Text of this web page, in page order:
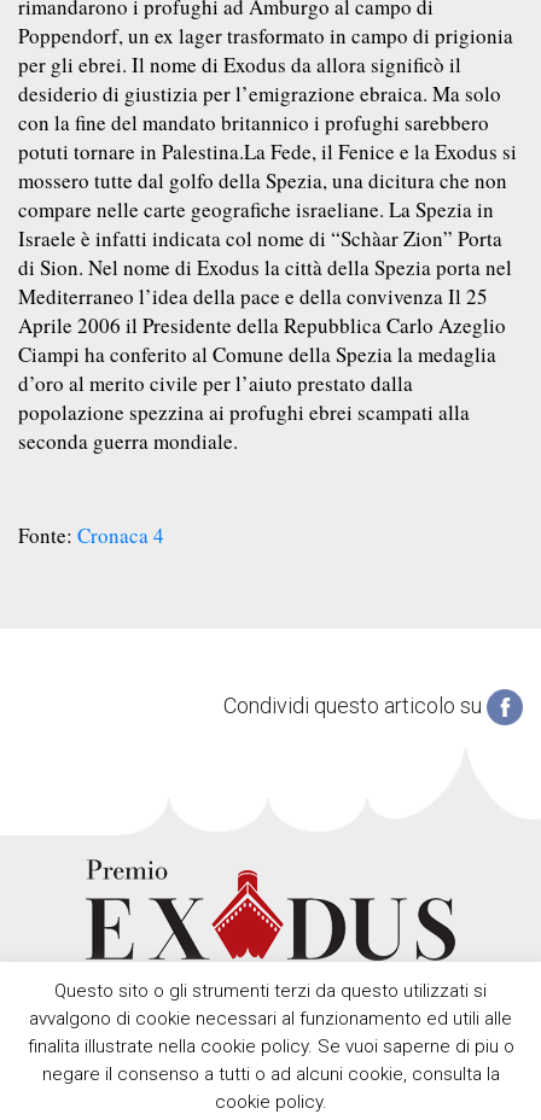
rimandarono i profughi ad Amburgo al campo di
Poppendorf, un ex lager trasformato in campo di prigionia
per gli ebrei. Il nome di Exodus da allora significò il
desiderio di giustizia per l’emigrazione ebraica. Ma solo
con la fine del mandato britannico i profughi sarebbero
potuti tornare in Palestina.La Fede, il Fenice e la Exodus si
mossero tutte dal golfo della Spezia, una dicitura che non
compare nelle carte geografiche israeliane. La Spezia in
Israele è infatti indicata col nome di “Schàar Zion” Porta
di Sion. Nel nome di Exodus la città della Spezia porta nel
Mediterraneo l’idea della pace e della convivenza Il 25
Aprile 2006 il Presidente della Repubblica Carlo Azeglio
Ciampi ha conferito al Comune della Spezia la medaglia
d’oro al merito civile per l’aiuto prestato dalla
popolazione spezzina ai profughi ebrei scampati alla
seconda guerra mondiale.
Fonte: Cronaca 4
Condividi questo articolo su
Questo sito o gli strumenti terzi da questo utilizzati si
avvalgono di cookie necessari al funzionamento ed utili alle
finalita illustrate nella cookie policy. Se vuoi saperne di piu o
negare il consenso a tutti o ad alcuni cookie, consulta la
cookie policy.